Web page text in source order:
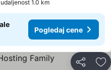
1.0 km
Pogledaj cene
Deli